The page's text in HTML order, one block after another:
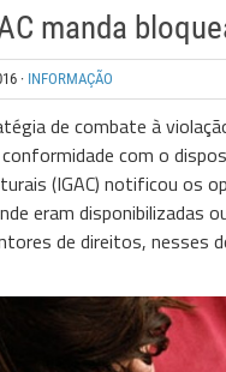
manda
· INFORMAÇÃO
de combate à
com o
(IGAC) notificou os
eram disponibilizadas
de direitos, nesses